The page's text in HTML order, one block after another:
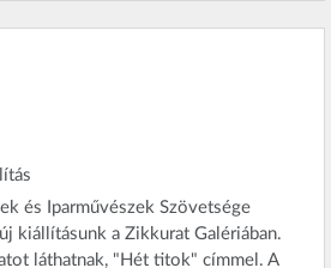
és Iparművészek Szövetsége
kiállításunk a Zikkurat Galériában.
láthatnak, "Hét titok" címmel. A